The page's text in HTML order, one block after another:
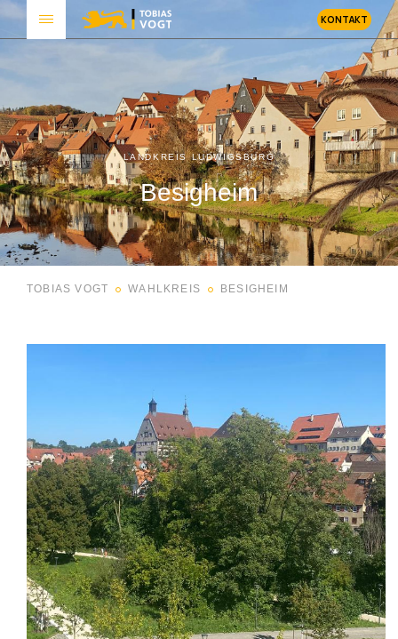
KONTAKT
LANDKREIS LUDWIGSBURG
Besigheim
TOBIAS VOGT WAHLKREIS BESIGHEIM